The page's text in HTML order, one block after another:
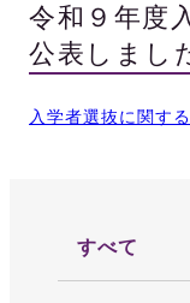
令和９年度
公表しまし
入学者選抜に関す
すべて